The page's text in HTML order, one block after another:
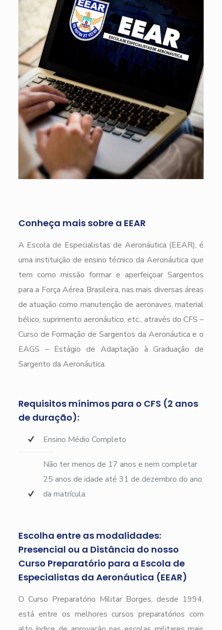
Conheça mais sobre a EEAR
A Escola de Especialistas de Aeronáutica (EEAR), é
uma instituição de ensino técnico da Aeronáutica que
tem como missão formar e aperfeiçoar Sargentos
para a Força Aérea Brasileira, nas mais diversas áreas
de atuação como manutenção de aeronaves, material
bélico, suprimento aeronáutico, etc., através do CFS –
Curso de Formação de Sargentos da Aeronáutica e o
EAGS – Estágio de Adaptação à Graduação de
Sargento da Aeronáutica.
Requisitos mínimos para o CFS (2 anos
de duração):
Ensino Médio Completo
Não ter menos de 17 anos e nem completar
25 anos de idade até 31 de dezembro do ano
da matrícula.
Escolha entre as modalidades:
Presencial ou a Distância do nosso
Curso Preparatório para a Escola de
Especialistas da Aeronáutica (EEAR)
O Curso Preparatório Militar Borges, desde 1994,
está entre os melhores cursos preparatórios com